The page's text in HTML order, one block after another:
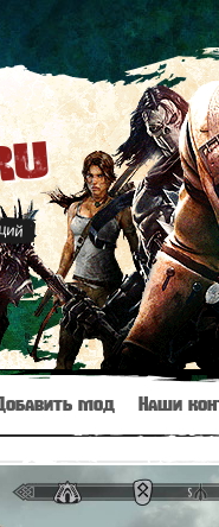
мод Наши